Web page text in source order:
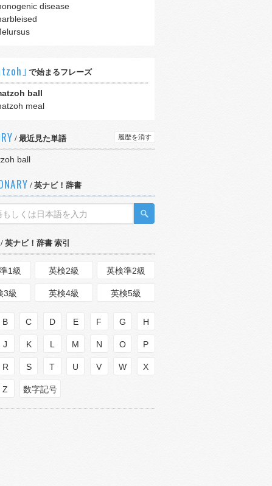
disease
｣ で始まるフレーズ
ball
meal
/ 最近見た単語 履歴を消す
ball
/ 英ナビ！辞書
/ 英ナビ！辞書 索引
1級 英検2級 英検準2級
3級 英検4級 英検5級
B C D E F G H
J K L M N O P
R S T U V W X
Z 数字記号